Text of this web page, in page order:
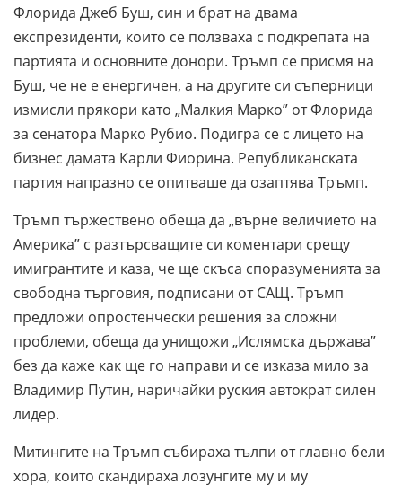
Флорида Джеб Буш, син и брат на двама
експрезиденти, които се ползваха с подкрепата на
партията и основните донори. Тръмп се присмя на
Буш, че не е енергичен, а на другите си съперници
измисли прякори като „Малкия Марко” от Флорида
за сенатора Марко Рубио. Подигра се с лицето на
бизнес дамата Карли Фиорина. Републиканската
партия напразно се опитваше да озаптява Тръмп.
Тръмп тържествено обеща да „върне величието на
Америка” с разтърсващите си коментари срещу
имигрантите и каза, че ще скъса споразуменията за
свободна търговия, подписани от САЩ. Тръмп
предложи опростенчески решения за сложни
проблеми, обеща да унищожи „Ислямска държава”
без да каже как ще го направи и се изказа мило за
Владимир Путин, наричайки руския автократ силен
лидер.
Митингите на Тръмп събираха тълпи от главно бели
хора, които скандираха лозунгите му и му